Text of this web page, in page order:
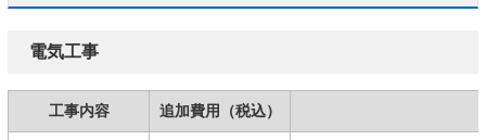
電気工事
工事内容 追加費用（税込）